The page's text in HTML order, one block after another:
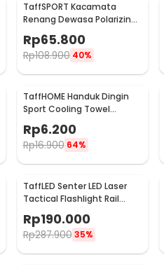
TaffSPORT Kacamata
Renang Dewasa Polarizing
Anti Fog UV Protection -
GOG-3610
Rp65.800
Rp108.900 40%
TaffHOME Handuk Dingin
Sport Cooling Towel
Microfiber Quick Dry - SH-
C00290
Rp6.200
Rp16.900 64%
TaffLED Senter LED Laser
Tactical Flashlight Rail
Rp190.000
Rp287.900 35%